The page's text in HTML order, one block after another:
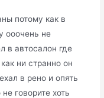
потому как в
ооочень не
в автосалон где
ни странно он
в рено и опять
говорите хоть